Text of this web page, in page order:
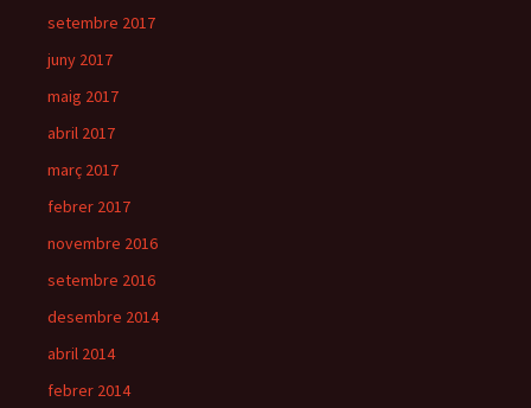
setembre 2017
juny 2017
maig 2017
abril 2017
març 2017
febrer 2017
novembre 2016
setembre 2016
desembre 2014
abril 2014
febrer 2014